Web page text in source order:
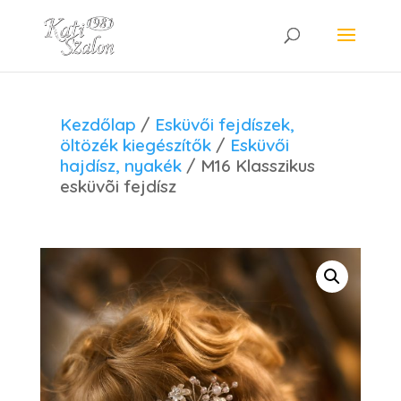
Kezdőlap / Esküvői fejdíszek,
öltözék kiegészítők / Esküvői
hajdísz, nyakék / M16 Klasszikus
esküvõi fejdísz